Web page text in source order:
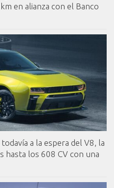
en alianza con el Banco
a la espera del V8, la
hasta los 608 CV con una